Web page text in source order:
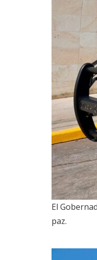
El
paz.